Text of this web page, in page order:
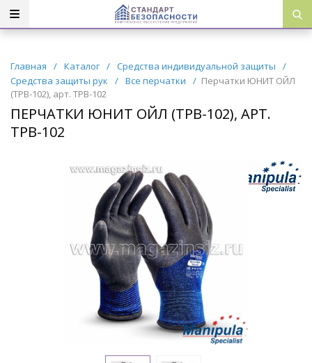
Главная / Каталог / Средства индивидуальной защиты
/
Средства защиты рук
/ Все перчатки / Перчатки ЮНИТ ОЙЛ
(TPB-102), арт. TPB-102
ПЕРЧАТКИ ЮНИТ ОЙЛ (TPB-102), АРТ.
TPB-102